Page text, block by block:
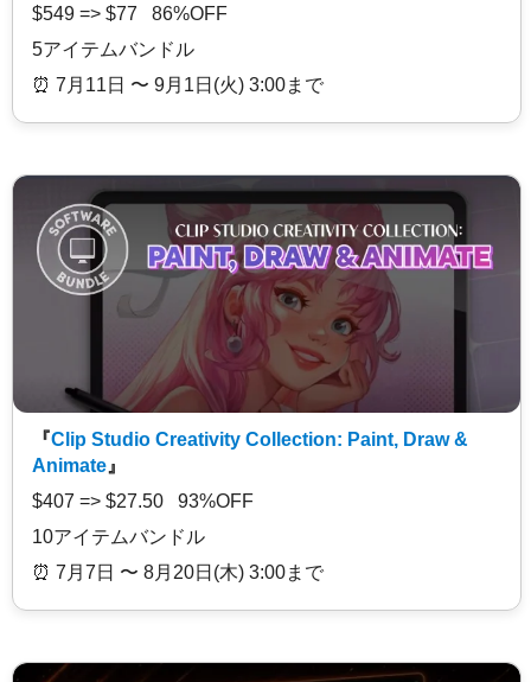
$549 => $77 86%OFF
5アイテムバンドル
⏰️ 7月11日 〜 9月1日(火) 3:00まで
『Clip Studio Creativity Collection: Paint, Draw &
Animate 』
$407 => $27.50 93%OFF
10アイテムバンドル
⏰️ 7月7日 〜 8月20日(木) 3:00まで